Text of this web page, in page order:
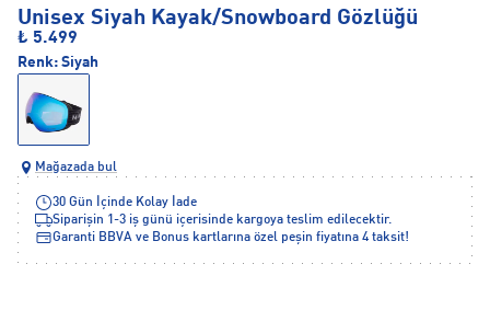
Unisex Siyah Kayak/Snowboard Gözlüğü
₺ 5.499
Renk: Siyah
Mağazada bul
30 Gün İçinde Kolay İade
Siparişin 1-3 iş günü içerisinde kargoya teslim edilecektir.
Garanti BBVA ve Bonus kartlarına özel peşin fiyatına 4 taksit!